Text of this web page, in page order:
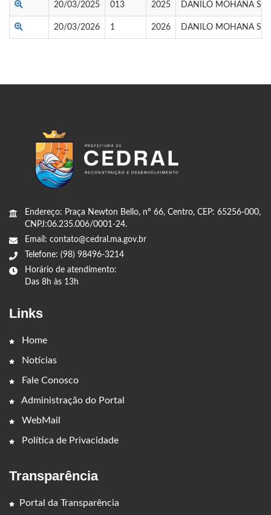
20/03/2025 013 2025 DANILO MOHANA
20/03/2026 1 2026 DANILO MOHANA
Endereço: Praça Newton Bello, nº 66, Centro, CEP: 65256-000,
CNPJ:06.235.006/0001-24.
Email: contato@cedral.ma.gov.br
Telefone: (98) 98496-3214
Horário de atendimento:
Das 8h às 13h
Links
Home
Notícias
Fale Conosco
Administração do Portal
WebMail
Política de Privacidade
Transparência
Portal da Transparência